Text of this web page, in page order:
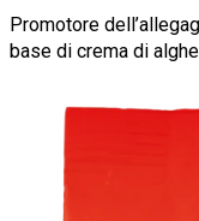
Promotore
base di crema di alghe